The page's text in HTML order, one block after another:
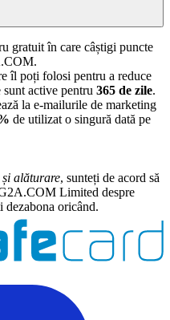
gratuit în care câștigi puncte
îl poți folosi pentru a reduce
active pentru 365 de zile.
la e-mailurile de marketing
de utilizat o singură dată pe
alăturare, sunteți de acord să
Limited despre
oricând.